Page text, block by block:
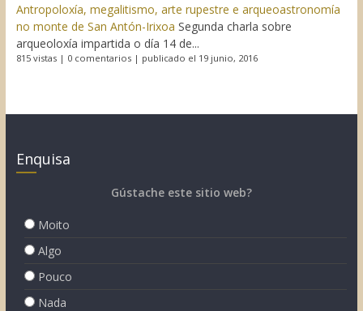
Antropoloxía, megalitismo, arte rupestre e arqueoastronomía
no monte de San Antón-Irixoa Segunda charla sobre
arqueoloxía impartida o día 14 de...
815 vistas| 0 comentarios| publicado el 19 junio, 2016
Enquisa
Gústache este sitio web?
Moito
Algo
Pouco
Nada